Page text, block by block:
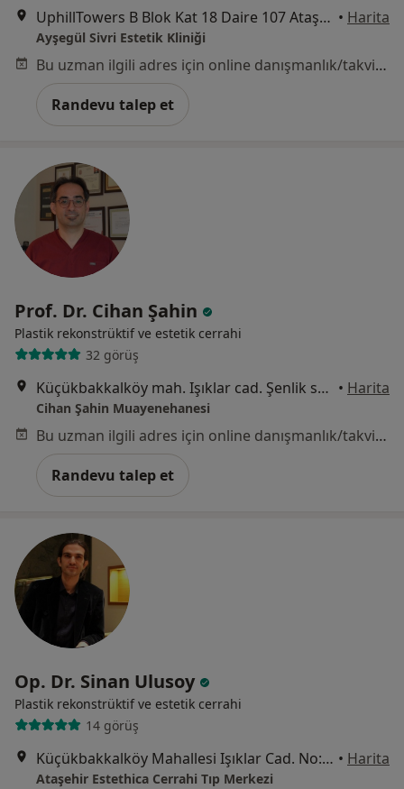
UphillTowers B Blok Kat 18 Daire 107 Ataşehir, İstanbul • Harita
Ayşegül Sivri Estetik Kliniği
Bu uzman ilgili adres için online danışmanlık/takvim sunmuyor.
Randevu talep et
Prof. Dr. Cihan Şahin
Plastik rekonstrüktif ve estetik cerrahi
32 görüş
Küçükbakkalköy mah. Işıklar cad. Şenlik sok. No: 14/A Kat: 3 Ofis no: 6, İstanbul • Harita
Cihan Şahin Muayenehanesi
Bu uzman ilgili adres için online danışmanlık/takvim sunmuyor.
Randevu talep et
Op. Dr. Sinan Ulusoy
Plastik rekonstrüktif ve estetik cerrahi
14 görüş
Küçükbakkalköy Mahallesi Işıklar Cad. No: 28, Ataşehir • Harita
Ataşehir Estethica Cerrahi Tıp Merkezi